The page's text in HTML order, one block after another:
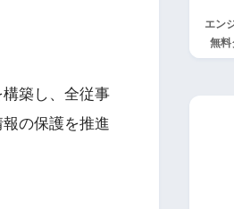
築し、全従事
の保護を推進
エン
無料